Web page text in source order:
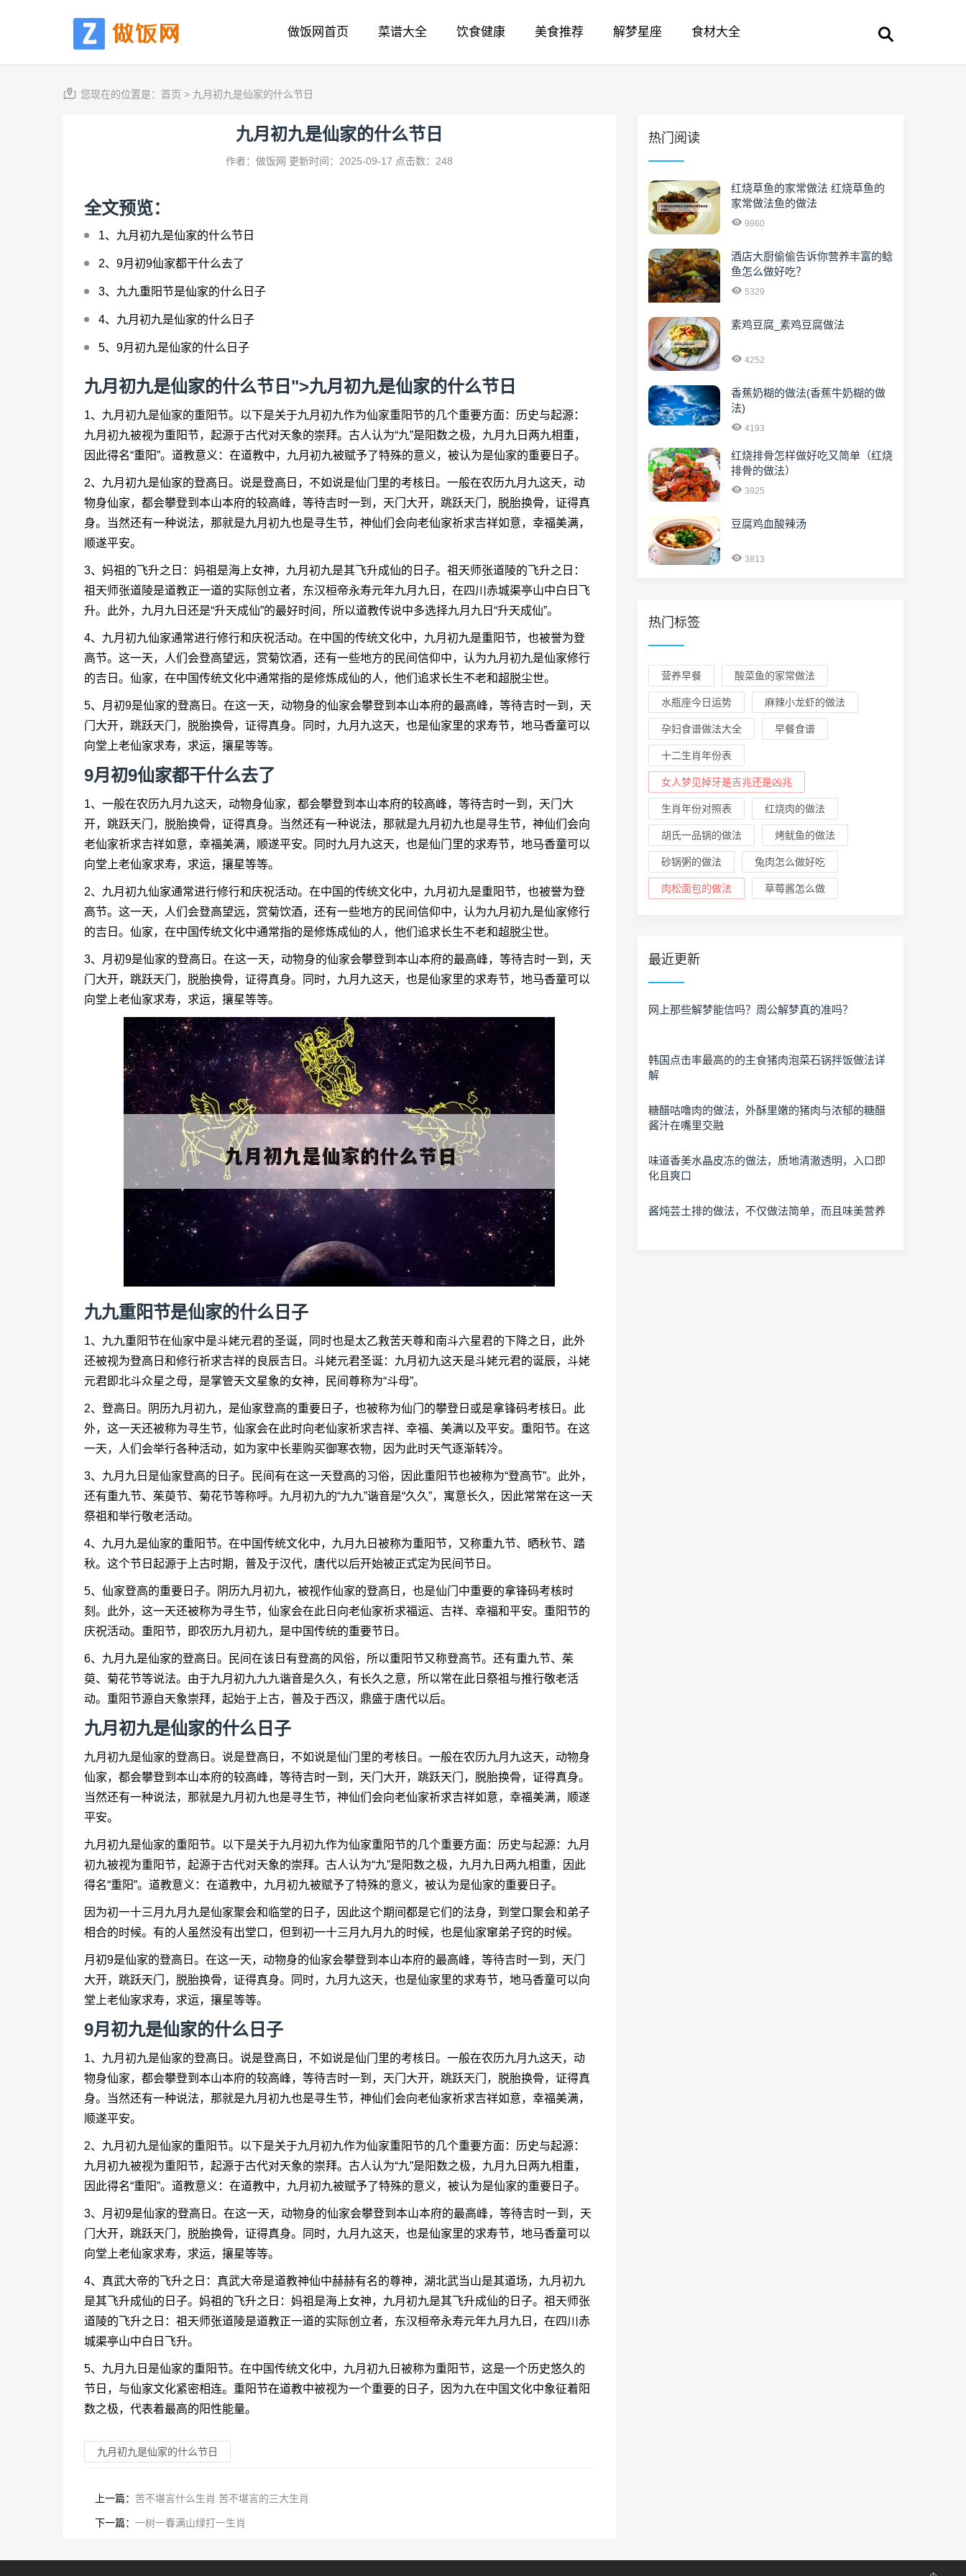
做饭网首页 菜谱大全 饮食健康 美食推荐 解梦星座 食材大全
您现在的位置是： 首页 > 九月初九是仙家的什么节日
九月初九是仙家的什么节日
作者：做饭网 更新时间：2025-09-17 点击数：248
全文预览：
1、 九月初九是仙家的什么节日
2、 9月初9仙家都干什么去了
3、 九九重阳节是仙家的什么日子
4、 九月初九是仙家的什么日子
5、 9月初九是仙家的什么日子
九月初九是仙家的什么节日">九月初九是仙家的什么节日
1、九月初九是仙家的重阳节。以下是关于九月初九作为仙家重阳节的几个重要方面：历史与起源：
九月初九被视为重阳节，起源于古代对天象的崇拜。古人认为“九”是阳数之极，九月九日两九相重，
因此得名“重阳”。道教意义：在道教中，九月初九被赋予了特殊的意义，被认为是仙家的重要日子。
2、九月初九是仙家的登高日。说是登高日，不如说是仙门里的考核日。一般在农历九月九这天，动
物身仙家，都会攀登到本山本府的较高峰，等待吉时一到，天门大开，跳跃天门，脱胎换骨，证得真
身。当然还有一种说法，那就是九月初九也是寻生节，神仙们会向老仙家祈求吉祥如意，幸福美满，
顺遂平安。
3、妈祖的飞升之日：妈祖是海上女神，九月初九是其飞升成仙的日子。祖天师张道陵的飞升之日：
祖天师张道陵是道教正一道的实际创立者，东汉桓帝永寿元年九月九日，在四川赤城渠亭山中白日飞
升。此外，九月九日还是“升天成仙”的最好时间，所以道教传说中多选择九月九日“升天成仙”。
4、九月初九仙家通常进行修行和庆祝活动。在中国的传统文化中，九月初九是重阳节，也被誉为登
高节。这一天，人们会登高望远，赏菊饮酒，还有一些地方的民间信仰中，认为九月初九是仙家修行
的吉日。仙家，在中国传统文化中通常指的是修炼成仙的人，他们追求长生不老和超脱尘世。
5、月初9是仙家的登高日。在这一天，动物身的仙家会攀登到本山本府的最高峰，等待吉时一到，天
门大开，跳跃天门，脱胎换骨，证得真身。同时，九月九这天，也是仙家里的求寿节，地马香童可以
向堂上老仙家求寿，求运，攘星等等。
9月初9仙家都干什么去了
1、一般在农历九月九这天，动物身仙家，都会攀登到本山本府的较高峰，等待吉时一到，天门大
开，跳跃天门，脱胎换骨，证得真身。当然还有一种说法，那就是九月初九也是寻生节，神仙们会向
老仙家祈求吉祥如意，幸福美满，顺遂平安。同时九月九这天，也是仙门里的求寿节，地马香童可以
向堂上老仙家求寿，求运，攘星等等。
2、九月初九仙家通常进行修行和庆祝活动。在中国的传统文化中，九月初九是重阳节，也被誉为登
高节。这一天，人们会登高望远，赏菊饮酒，还有一些地方的民间信仰中，认为九月初九是仙家修行
的吉日。仙家，在中国传统文化中通常指的是修炼成仙的人，他们追求长生不老和超脱尘世。
3、月初9是仙家的登高日。在这一天，动物身的仙家会攀登到本山本府的最高峰，等待吉时一到，天
门大开，跳跃天门，脱胎换骨，证得真身。同时，九月九这天，也是仙家里的求寿节，地马香童可以
向堂上老仙家求寿，求运，攘星等等。
九九重阳节是仙家的什么日子
1、九九重阳节在仙家中是斗姥元君的圣诞，同时也是太乙救苦天尊和南斗六星君的下降之日，此外
还被视为登高日和修行祈求吉祥的良辰吉日。斗姥元君圣诞：九月初九这天是斗姥元君的诞辰，斗姥
元君即北斗众星之母，是掌管天文星象的女神，民间尊称为“斗母”。
2、登高日。阴历九月初九，是仙家登高的重要日子，也被称为仙门的攀登日或是拿锋码考核日。此
外，这一天还被称为寻生节，仙家会在此时向老仙家祈求吉祥、幸福、美满以及平安。重阳节。在这
一天，人们会举行各种活动，如为家中长辈购买御寒衣物，因为此时天气逐渐转冷。
3、九月九日是仙家登高的日子。民间有在这一天登高的习俗，因此重阳节也被称为“登高节”。此外，
还有重九节、茱萸节、菊花节等称呼。九月初九的“九九”谐音是“久久”，寓意长久，因此常常在这一天
祭祖和举行敬老活动。
4、九月九是仙家的重阳节。在中国传统文化中，九月九日被称为重阳节，又称重九节、晒秋节、踏
秋。这个节日起源于上古时期，普及于汉代，唐代以后开始被正式定为民间节日。
5、仙家登高的重要日子。阴历九月初九，被视作仙家的登高日，也是仙门中重要的拿锋码考核时
刻。此外，这一天还被称为寻生节，仙家会在此日向老仙家祈求福运、吉祥、幸福和平安。重阳节的
庆祝活动。重阳节，即农历九月初九，是中国传统的重要节日。
6、九月九是仙家的登高日。民间在该日有登高的风俗，所以重阳节又称登高节。还有重九节、茱
萸、菊花节等说法。由于九月初九九九谐音是久久，有长久之意，所以常在此日祭祖与推行敬老活
动。重阳节源自天象崇拜，起始于上古，普及于西汉，鼎盛于唐代以后。
九月初九是仙家的什么日子
九月初九是仙家的登高日。说是登高日，不如说是仙门里的考核日。一般在农历九月九这天，动物身
仙家，都会攀登到本山本府的较高峰，等待吉时一到，天门大开，跳跃天门，脱胎换骨，证得真身。
当然还有一种说法，那就是九月初九也是寻生节，神仙们会向老仙家祈求吉祥如意，幸福美满，顺遂
平安。
九月初九是仙家的重阳节。以下是关于九月初九作为仙家重阳节的几个重要方面：历史与起源：九月
初九被视为重阳节，起源于古代对天象的崇拜。古人认为“九”是阳数之极，九月九日两九相重，因此
得名“重阳”。道教意义：在道教中，九月初九被赋予了特殊的意义，被认为是仙家的重要日子。
因为初一十三月九月九是仙家聚会和临堂的日子，因此这个期间都是它们的法身，到堂口聚会和弟子
相合的时候。有的人虽然没有出堂口，但到初一十三月九月九的时候，也是仙家窜弟子窍的时候。
月初9是仙家的登高日。在这一天，动物身的仙家会攀登到本山本府的最高峰，等待吉时一到，天门
大开，跳跃天门，脱胎换骨，证得真身。同时，九月九这天，也是仙家里的求寿节，地马香童可以向
堂上老仙家求寿，求运，攘星等等。
9月初九是仙家的什么日子
1、九月初九是仙家的登高日。说是登高日，不如说是仙门里的考核日。一般在农历九月九这天，动
物身仙家，都会攀登到本山本府的较高峰，等待吉时一到，天门大开，跳跃天门，脱胎换骨，证得真
身。当然还有一种说法，那就是九月初九也是寻生节，神仙们会向老仙家祈求吉祥如意，幸福美满，
顺遂平安。
2、九月初九是仙家的重阳节。以下是关于九月初九作为仙家重阳节的几个重要方面：历史与起源：
九月初九被视为重阳节，起源于古代对天象的崇拜。古人认为“九”是阳数之极，九月九日两九相重，
因此得名“重阳”。道教意义：在道教中，九月初九被赋予了特殊的意义，被认为是仙家的重要日子。
3、月初9是仙家的登高日。在这一天，动物身的仙家会攀登到本山本府的最高峰，等待吉时一到，天
门大开，跳跃天门，脱胎换骨，证得真身。同时，九月九这天，也是仙家里的求寿节，地马香童可以
向堂上老仙家求寿，求运，攘星等等。
4、真武大帝的飞升之日：真武大帝是道教神仙中赫赫有名的尊神，湖北武当山是其道场，九月初九
是其飞升成仙的日子。妈祖的飞升之日：妈祖是海上女神，九月初九是其飞升成仙的日子。祖天师张
道陵的飞升之日：祖天师张道陵是道教正一道的实际创立者，东汉桓帝永寿元年九月九日，在四川赤
城渠亭山中白日飞升。
5、九月九日是仙家的重阳节。在中国传统文化中，九月初九日被称为重阳节，这是一个历史悠久的
节日，与仙家文化紧密相连。重阳节在道教中被视为一个重要的日子，因为九在中国文化中象征着阳
数之极，代表着最高的阳性能量。
九月初九是仙家的什么节日
上一篇： 苦不堪言什么生肖 苦不堪言的三大生肖
下一篇： 一树一春满山绿打一生肖
热门阅读
红烧草鱼的家常做法 红烧草鱼的
家常做法鱼的做法
9960
酒店大厨偷偷告诉你营养丰富的鲶
鱼怎么做好吃？
5329
素鸡豆腐_素鸡豆腐做法
4252
香蕉奶糊的做法(香蕉牛奶糊的做
法)
4193
红烧排骨怎样做好吃又简单（红烧
排骨的做法）
3925
豆腐鸡血酸辣汤
3813
热门标签
营养早餐 酸菜鱼的家常做法
水瓶座今日运势 麻辣小龙虾的做法
孕妇食谱做法大全 早餐食谱
十二生肖年份表
女人梦见掉牙是吉兆还是凶兆
生肖年份对照表 红烧肉的做法
胡氏一品锅的做法 烤鱿鱼的做法
砂锅粥的做法 兔肉怎么做好吃
肉松面包的做法 草莓酱怎么做
最近更新
网上那些解梦能信吗？周公解梦真的准吗？
韩国点击率最高的的主食猪肉泡菜石锅拌饭做法详
解
糖醋咕噜肉的做法，外酥里嫩的猪肉与浓郁的糖醋
酱汁在嘴里交融
味道香美水晶皮冻的做法，质地清澈透明，入口即
化且爽口
酱炖芸土排的做法，不仅做法简单，而且味美营养